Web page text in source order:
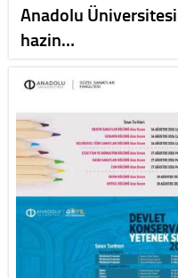
Anadolu
hazin…